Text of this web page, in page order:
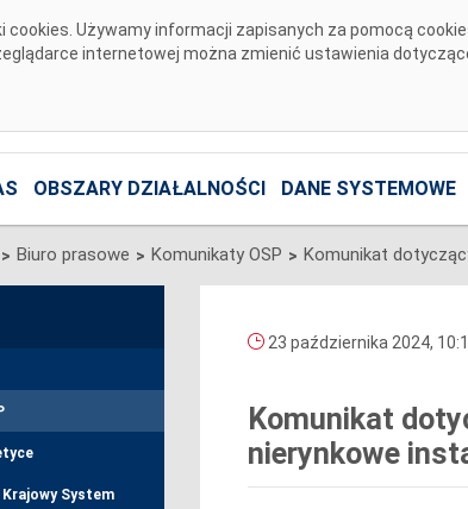
cookies. Używamy informacji zapisanych za pomocą
internetowej można zmienić ustawienia
OBSZARY DZIAŁALNOŚCI DANE SYSTEMOWE
> Biuro prasowe > Komunikaty OSP >
System
23 października 2024,
Komunikat
nierynkowe